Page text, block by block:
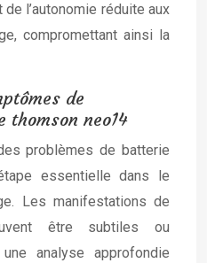
l’autonomie réduite aux
compromettant ainsi la
de
neo14
problèmes de batterie
essentielle dans le
Les manifestations de
être subtiles ou
analyse approfondie